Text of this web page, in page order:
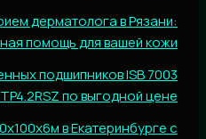
дерматолога в Рязани:
помощь для вашей кожи
подшипников ISB 7003
по выгодной цене
в Екатеринбурге с